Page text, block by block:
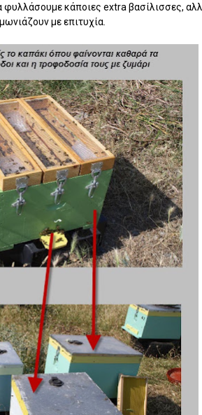
φυλλάσουμε κάποιες extra βασίλισσες,
με επιτυχία.